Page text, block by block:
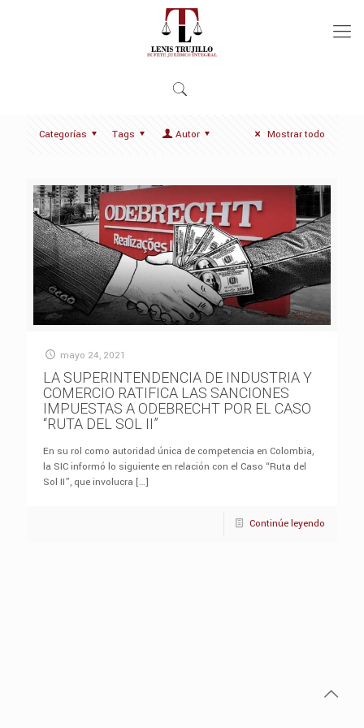
Categorías Tags Autor Mostrar todo
mayo 24, 2021
LA SUPERINTENDENCIA DE INDUSTRIA Y
COMERCIO RATIFICA LAS SANCIONES
IMPUESTAS A ODEBRECHT POR EL CASO
“RUTA DEL SOL II”
En su rol como autoridad única de competencia en Colombia,
la SIC informó lo siguiente en relación con el Caso “Ruta del
Sol II”, que involucra […]
Continúe leyendo